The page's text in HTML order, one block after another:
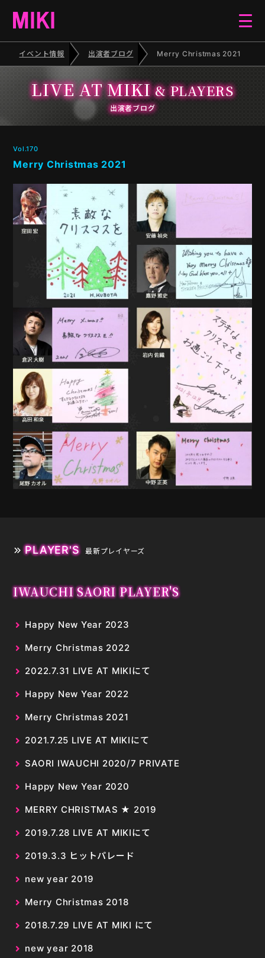
ELECTONE CONCERT
PIANO RECITAL
MOVIE
PLAYERS
イベント情報 出演者ブログ Merry Christmas 2021
LIVE AT MIKI& PLAYERS
出演者ブログ
Vol.170
Merry Christmas 2021
PLAYER'S 最新プレイヤーズ
IWAUCHI SAORI PLAYER'S
Happy New Year 2023
Merry Christmas 2022
2022.7.31 LIVE AT MIKIにて
Happy New Year 2022
Merry Christmas 2021
2021.7.25 LIVE AT MIKIにて
SAORI IWAUCHI 2020/7 PRIVATE
Happy New Year 2020
MERRY CHRISTMAS ★ 2019
2019.7.28 LIVE AT MIKIにて
2019.3.3 ヒットパレード
new year 2019
Merry Christmas 2018
2018.7.29 LIVE AT MIKI にて
new year 2018